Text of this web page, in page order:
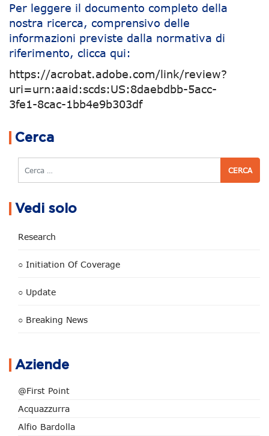
Per leggere il documento completo della
nostra ricerca, comprensivo delle
informazioni previste dalla normativa di
riferimento, clicca qui:
https://acrobat.adobe.com/link/review?
uri=urn:aaid:scds:US:8daebdbb-5acc-
3fe1-8cac-1bb4e9b303df
Cerca
Cerca
Vedi solo
Research
○ Initiation Of Coverage
○ Update
○ Breaking News
Aziende
@First Point
Acquazzurra
Alfio Bardolla